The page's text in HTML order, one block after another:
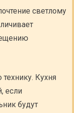
светлому
Кухня
если
будут